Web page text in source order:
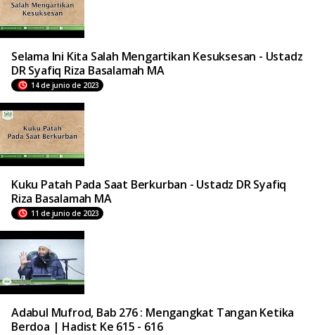
Selama Ini Kita Salah Mengartikan Kesuksesan - Ustadz
DR Syafiq Riza Basalamah MA
14 de junio de 2023
Kuku Patah Pada Saat Berkurban - Ustadz DR Syafiq
Riza Basalamah MA
11 de junio de 2023
Adabul Mufrod, Bab 276 : Mengangkat Tangan Ketika
Berdoa | Hadist Ke 615 - 616